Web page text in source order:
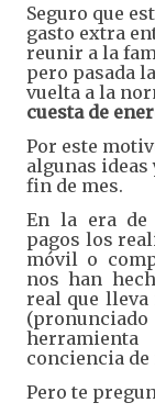
Seguro que
gasto extra
reunir a la
pero pasada
vuelta a la
cuesta de
Por este
algunas
fin de mes.
En la era de
pagos los
móvil o
nos han
real que
conciencia
Pero te